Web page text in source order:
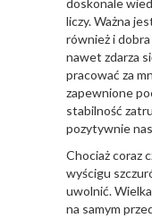
doskonale
liczy. Ważna
również i
nawet zdarza
pracować za
zapewnione
stabilność
pozytywnie
Chociaż coraz
wyścigu
uwolnić.
na samym